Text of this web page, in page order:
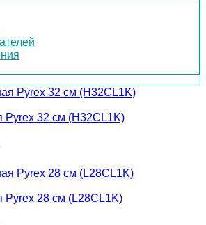
Pyrex 32 см (H32CL1K)
Pyrex 28 см (L28CL1K)